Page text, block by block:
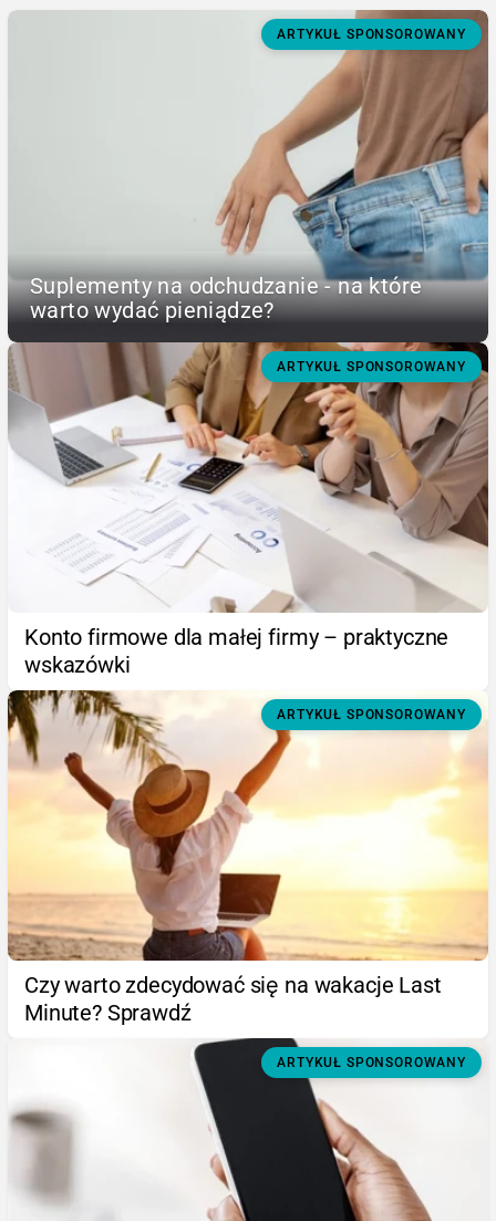
ARTYKUŁ SPONSOROWANY
Suplementy na odchudzanie - na które
warto wydać pieniądze?
ARTYKUŁ SPONSOROWANY
Konto firmowe dla małej firmy – praktyczne
wskazówki
ARTYKUŁ SPONSOROWANY
Czy warto zdecydować się na wakacje Last
Minute? Sprawdź
ARTYKUŁ SPONSOROWANY